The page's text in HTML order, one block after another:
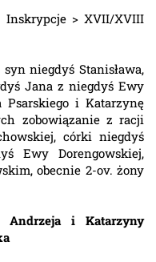
Inskrypcje > XVII/XVIII
niegdyś Stanisława,
Jana z niegdyś Ewy
Psarskiego i Katarzynę
zobowiązanie z racji
córki niegdyś
Ewy Dorengowskiej,
obecnie 2-ov. żony
Andrzeja i Katarzyny